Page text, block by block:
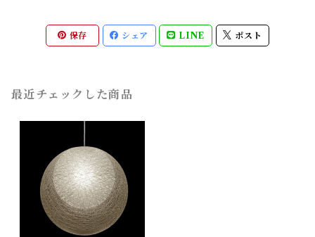
保存 シェア LINE ポスト
最近チェックした商品